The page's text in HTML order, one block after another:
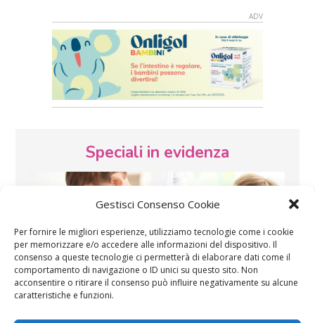
Gestisci Consenso Cookie
Per fornire le migliori esperienze, utilizziamo tecnologie come i cookie
per memorizzare e/o accedere alle informazioni del dispositivo. Il
consenso a queste tecnologie ci permetterà di elaborare dati come il
comportamento di navigazione o ID unici su questo sito. Non
acconsentire o ritirare il consenso può influire negativamente su alcune
caratteristiche e funzioni.
Speciali in evidenza
Vaccini SOS Pediatra